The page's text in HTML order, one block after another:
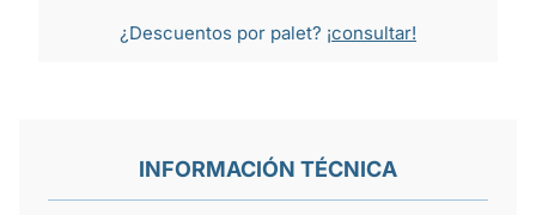
¿Descuentos por palet? ¡consultar!
INFORMACIÓN TÉCNICA